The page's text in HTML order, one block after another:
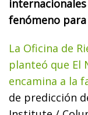
fenómeno
La Oficina de
planteó que El
encamina a la
de predicción